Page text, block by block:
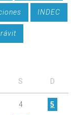
INDEC
S D
4 5